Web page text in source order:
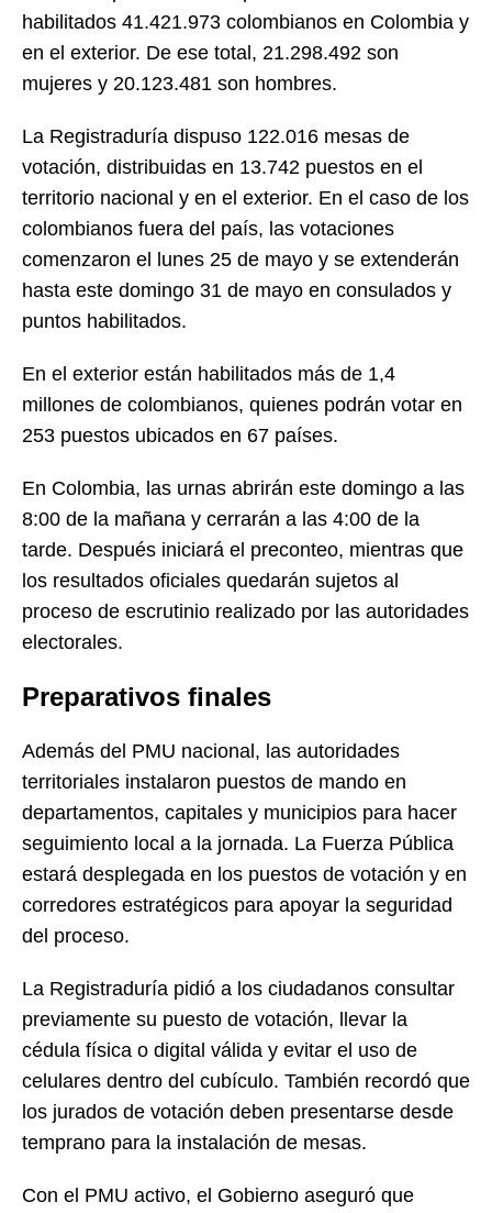
habilitados 41.421.973 colombianos en Colombia y
en el exterior. De ese total, 21.298.492 son
mujeres y 20.123.481 son hombres.
La Registraduría dispuso 122.016 mesas de
votación, distribuidas en 13.742 puestos en el
territorio nacional y en el exterior. En el caso de los
colombianos fuera del país, las votaciones
comenzaron el lunes 25 de mayo y se extenderán
hasta este domingo 31 de mayo en consulados y
puntos habilitados.
En el exterior están habilitados más de 1,4
millones de colombianos, quienes podrán votar en
253 puestos ubicados en 67 países.
En Colombia, las urnas abrirán este domingo a las
8:00 de la mañana y cerrarán a las 4:00 de la
tarde. Después iniciará el preconteo, mientras que
los resultados oficiales quedarán sujetos al
proceso de escrutinio realizado por las autoridades
electorales.
Preparativos finales
Además del PMU nacional, las autoridades
territoriales instalaron puestos de mando en
departamentos, capitales y municipios para hacer
seguimiento local a la jornada. La Fuerza Pública
estará desplegada en los puestos de votación y en
corredores estratégicos para apoyar la seguridad
del proceso.
La Registraduría pidió a los ciudadanos consultar
previamente su puesto de votación, llevar la
cédula física o digital válida y evitar el uso de
celulares dentro del cubículo. También recordó que
los jurados de votación deben presentarse desde
temprano para la instalación de mesas.
Con el PMU activo, el Gobierno aseguró que